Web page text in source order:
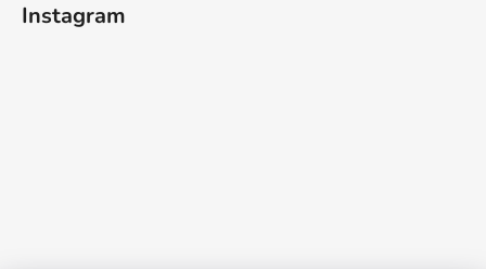
Instagram